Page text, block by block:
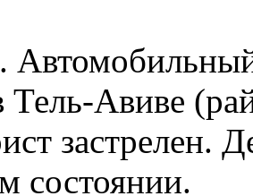
Тель-Авиве
застрелен.
состоянии.